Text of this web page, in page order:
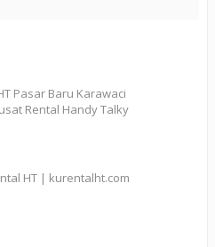
Pasar Baru Karawaci
Rental Handy Talky
HT | kurentalht.com